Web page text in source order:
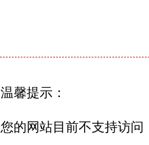
温馨提示：
您的网站目前不支持访